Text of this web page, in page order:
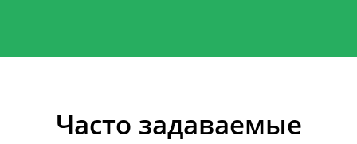
Часто задаваемые